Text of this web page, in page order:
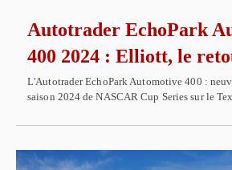
Autotrader EchoPark
400 2024 : Elliott, le
L'Autotrader EchoPark Automotive 400 :
saison 2024 de NASCAR Cup Series sur le